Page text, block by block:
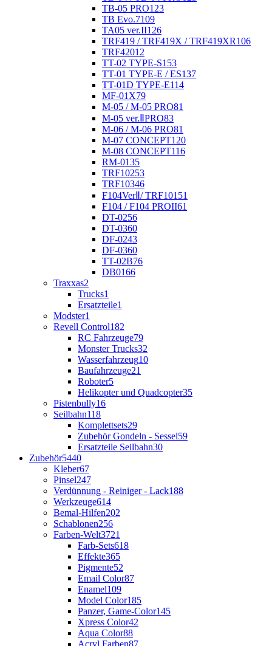
TB-05 PRO123
TB Evo.7109
TA05 ver.II126
TRF419 / TRF419X / TRF419XR106
TRF42012
TT-02 TYPE-S153
TT-01 TYPE-E / ES137
TT-01D TYPE-E114
MF-01X79
M-05 / M-05 PRO81
M-05 ver.ⅡPRO83
M-06 / M-06 PRO81
M-07 CONCEPT120
M-08 CONCEPT116
RM-0135
TRF10253
TRF10346
F104VerⅡ/ TRF101 51
F104 / F104 PROII61
DT-0256
DT-0360
DF-0243
DF-0360
TT-02B76
DB0166
Traxxas2
Trucks1
Ersatzteile1
Modster1
Revell Control182
RC Fahrzeuge79
Monster Trucks32
Wasserfahrzeug10
Baufahrzeuge21
Roboter5
Helikopter und Quadcopter35
Pistenbully16
Seilbahn118
Komplettsets29
Zubehör Gondeln - Sessel59
Ersatzteile Seilbahn30
Zubehör5440
Kleber67
Pinsel247
Verdünnung - Reiniger - Lack188
Werkzeuge614
Bemal-Hilfen202
Schablonen256
Farben-Welt3721
Farb-Sets618
Effekte365
Pigmente52
Email Color87
Enamel109
Model Color185
Panzer, Game-Color145
Xpress Color42
Aqua Color88
Acryl Farben87